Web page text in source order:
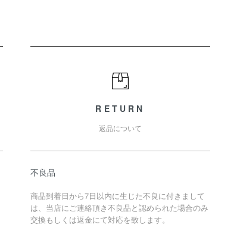
RETURN
返品について
不良品
商品到着日から7日以内に生じた不良に付きまして
は、当店にご連絡頂き不良品と認められた場合のみ
交換もしくは返金にて対応を致します。